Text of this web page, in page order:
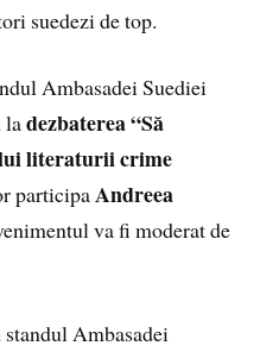
suedezi de top.
Ambasadei Suediei
ladezbaterea “Să
literaturii crime
participaAndreea
va fi moderat de
standul Ambasadei